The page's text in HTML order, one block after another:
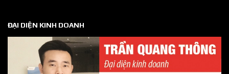
ĐẠI DIỆN KINH DOANH